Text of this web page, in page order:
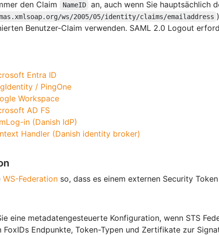
den Claim NameID
an, auch wenn Sie hauptsächlich
ws/2005/05/identity/claims/emailaddress
Benutzer-Claim verwenden. SAML 2.0 Logout
Entra ID
/ PingOne
Workspace
AD FS
in (Danish IdP)
Handler (Danish identity broker)
WS-Federation so, dass es einem externen Security
eine metadatengesteuerte Konfiguration, wenn STS
FoxIDs Endpunkte, Token-Typen und Zertifikate zur